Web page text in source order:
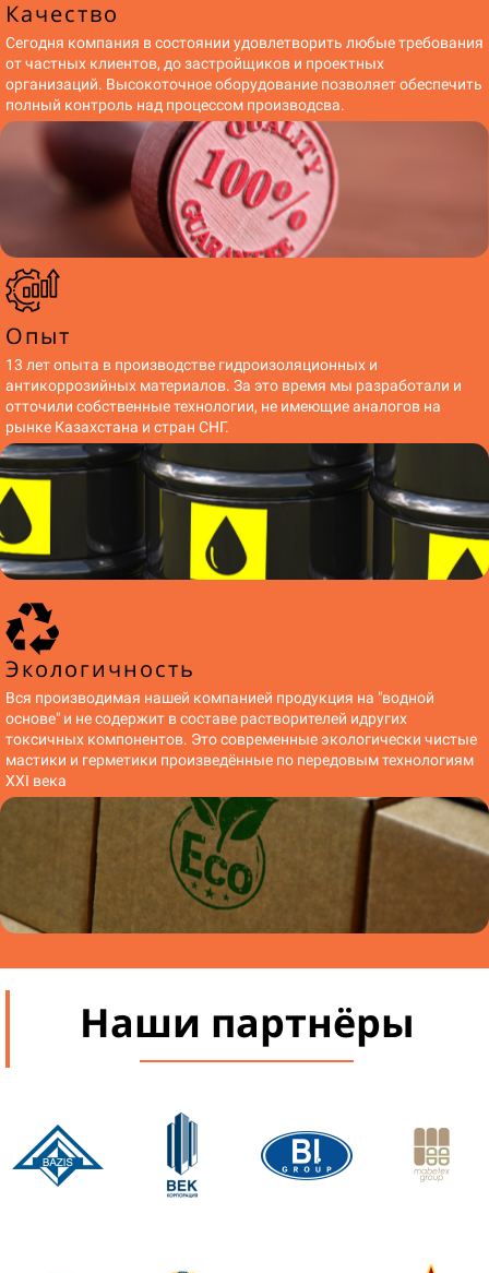
Качество
Сегодня компания в состоянии удовлетворить любые требования
от частных клиентов, до застройщиков и проектных
организаций. Высокоточное оборудование позволяет обеспечить
полный контроль над процессом производсва.
Опыт
13 лет опыта в производстве гидроизоляционных и
антикоррозийных материалов. За это время мы разработали и
отточили собственные технологии, не имеющие аналогов на
рынке Казахстана и стран СНГ.
Экологичность
Вся производимая нашей компанией продукция на "водной
основе" и не содержит в составе растворителей идругих
токсичных компонентов. Это современные экологически чистые
мастики и герметики произведённые по передовым технологиям
XXI века
Наши партнёры